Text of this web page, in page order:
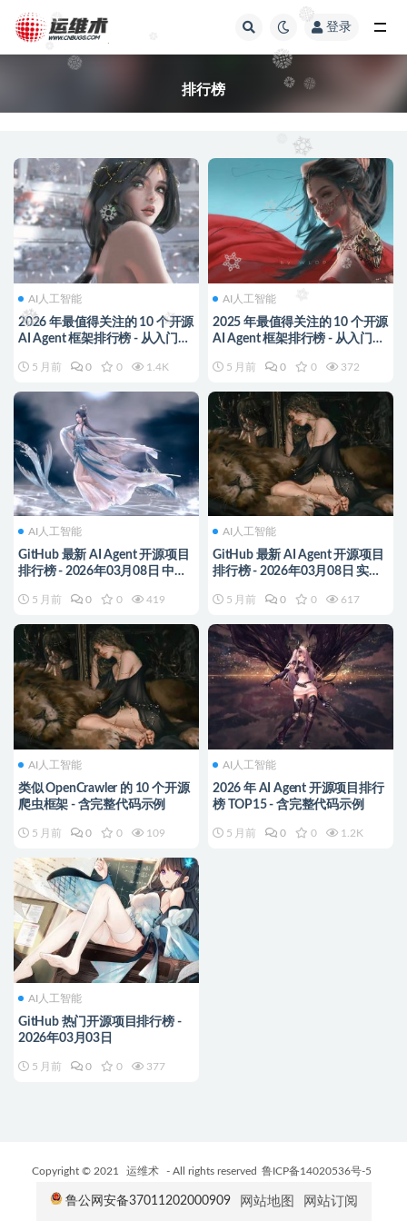
登录
排行榜
AI人工智能
2026 年最值得关注的 10 个开源
AI Agent 框架排行榜 - 从入门到
5 月前 0 0 1.4K
AI人工智能
2025 年最值得关注的 10 个开源
AI Agent 框架排行榜 - 从入门到
5 月前 0 0 372
AI人工智能
GitHub 最新 AI Agent 开源项目
排行榜 - 2026年03月08日 中文
5 月前 0 0 419
AI人工智能
GitHub 最新 AI Agent 开源项目
排行榜 - 2026年03月08日 实时
5 月前 0 0 617
AI人工智能
类似 OpenCrawler 的 10 个开源
爬虫框架 - 含完整代码示例
5 月前 0 0 109
AI人工智能
2026 年 AI Agent 开源项目排行
榜 TOP15 - 含完整代码示例
5 月前 0 0 1.2K
AI人工智能
GitHub 热门开源项目排行榜 -
2026年03月03日
5 月前 0 0 377
Copyright © 2021 运维术 - All rights reserved 鲁ICP备14020536号-5
鲁公网安备37011202000909 网站地图 网站订阅